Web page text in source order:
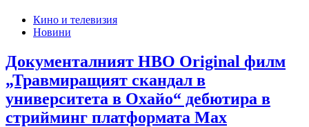
Кино и телевизия
Новини
Документалният HBO Original филм
„Травмиращият скандал в
университета в Охайо“ дебютира в
стрийминг платформата Max